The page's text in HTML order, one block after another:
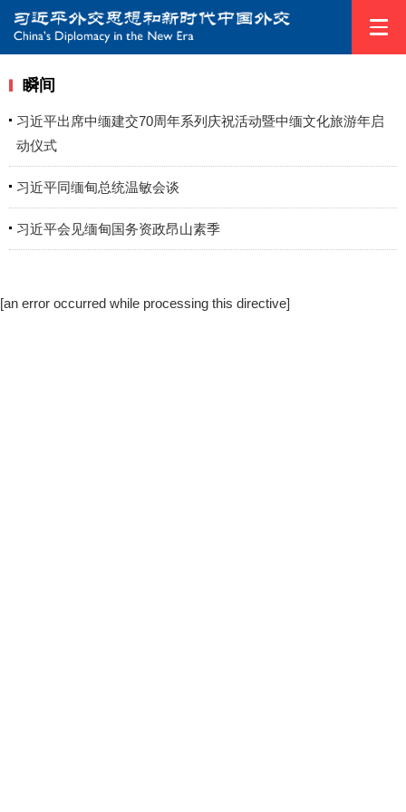
瞬间
习近平出席中缅建交70周年系列庆祝活动暨中缅文化旅游年启
动仪式
习近平同缅甸总统温敏会谈
习近平会见缅甸国务资政昂山素季
[an error occurred while processing this directive]